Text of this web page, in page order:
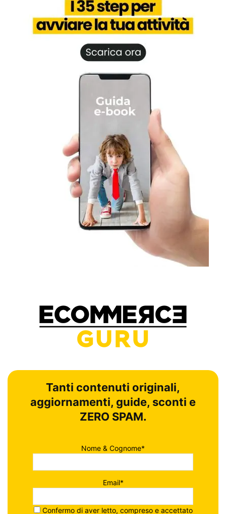
Tanti contenuti originali,
aggiornamenti, guide, sconti e
ZERO SPAM.
Nome & Cognome*
Email*
Confermo di aver letto, compreso e accettato